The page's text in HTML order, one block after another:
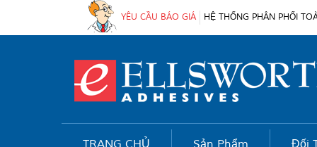
YÊU CẦU BÁO GIÁ HỆ THỐNG PHÂN PHỐI
TRANG CHỦ Sản Phẩm Đối